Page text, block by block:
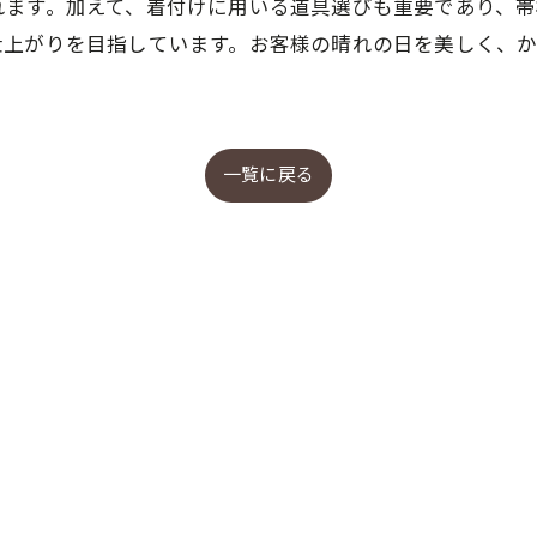
す。加えて、着付けに用いる道具選びも重要であり、
がりを目指しています。お客様の晴れの日を美しく、
一覧に戻る